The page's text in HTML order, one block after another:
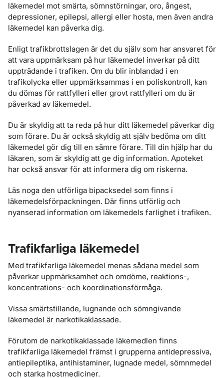
läkemedel mot smärta, sömnstörningar, oro, ångest,
depressioner, epilepsi, allergi eller hosta, men även andra
läkemedel kan påverka dig.
Enligt trafikbrottslagen är det du själv som har ansvaret för
att vara uppmärksam på hur läkemedel inverkar på ditt
uppträdande i trafiken. Om du blir inblandad i en
trafikolycka eller uppmärksammas i en poliskontroll, kan
du dömas för rattfylleri eller grovt rattfylleri om du är
påverkad av läkemedel.
Du är skyldig att ta reda på hur ditt läkemedel påverkar dig
som förare. Du är också skyldig att själv bedöma om ditt
läkemedel gör dig till en sämre förare. Till din hjälp har du
läkaren, som är skyldig att ge dig information. Apoteket
har också ansvar för att informera dig om riskerna.
Läs noga den utförliga bipacksedel som finns i
läkemedelsförpackningen. Där finns utförlig och
nyanserad information om läkemedels farlighet i trafiken.
Trafikfarliga läkemedel
Med trafikfarliga läkemedel menas sådana medel som
påverkar uppmärksamhet och omdöme, reaktions-,
koncentrations- och koordinationsförmåga.
Vissa smärtstillande, lugnande och sömngivande
läkemedel är narkotikaklassade.
Förutom de narkotikaklassade läkemedlen finns
trafikfarliga läkemedel främst i grupperna antidepressiva,
antiepileptika, antihistaminer, lugnade medel, sömnmedel
och starka hostmediciner.